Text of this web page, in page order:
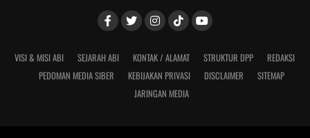
VISI & MISI ABI SEJARAH ABI KONTAK / ALAMAT STRUKTUR DPP
REDAKSI
PEDOMAN MEDIA SIBER
KEBIJAKAN PRIVASI DISCLAIMER
SITEMAP
JARINGAN MEDIA